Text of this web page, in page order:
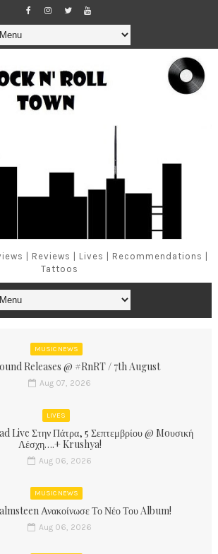
| Reviews | Lives | Recommendations |
Tattoos
MUSIC NEWS
Releases @ #RnRT / 7th August
Aug 07, 2026
LIVES
Live Στην Πάτρα, 5 Σεπτεμβρίου @ Moυσική
Λέσχη….+ Krushya!
Aug 06, 2026
MUSIC NEWS
Ανακοίνωσε Το Νέο Του Album!
Aug 06, 2026